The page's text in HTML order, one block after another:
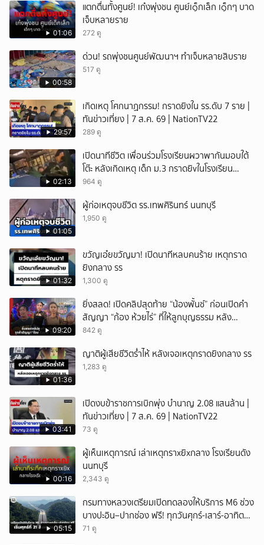
01:06
แตกตื่นทั้งศูนย์! เก๋งพุ่งชน ศูนย์เ๑็กเล็ก เ๑็กๆ บาด
เจ็บหลายราย
272 ดู
00:58
ด่วน! รถพุ่งชนศูนย์พัฒนาฯ ทำเจ็บหลายสิบราย
517 ดู
29:57
เกิดเหตุ โศกนาฏกรรม! กราดยิงใน รร.ดับ 7 ราย |
ทันข่าวเที่ยง | 7 ส.ค. 69 | NationTV22
289 ดู
02:13
เปิดนาทีชีวิต เพื่อนร่วมโรงเรียนผวาพากันมอบใต้
โต๊ะ หลังเกิดเหตุ เด็ก ม.3 กราดยิvในโรงเรียน
เทพศิรินทร์นนท์ แบบไม่เลือกหน้า เสียงปืนดังสนั่น
964 ดู
01:05
ผู้ก่อเหตุจบชีวิต รร.เทพศิรินทร์ นนทบุรี
1,950 ดู
01:32
ขวัญเอ๋ยขวัญมา! เปิดนาทีหลบคนร้าย เหตุกราด
ยิงกลาง รร
1,300 ดู
09:20
ยิ่งสลด! เปิดคลิปสุดท้าย “น้องพั้นช์” ก่อนเปิดคำ
สัญญา “ก้อง ห้วยไร่” ที่ให้ลูกบุญธรรม หลัง
ลาโลก!
842 ดู
01:36
ญาติผู้เสียชีวิตร่ำไห้ หลังเจอเหตุกราดยิงกลาง รร
1,283 ดู
03:41
เปิดงบข้าราชการเบิกพุ่ง บำนาญ 2.08 แสนล้าน |
ทันข่าวเที่ยง | 7 ส.ค. 69 | NationTV22
73 ดู
00:16
ผู้เห็นเหตุการณ์ เล่าเหตุกราxยิxกลาง โรงเรียนดัง
นนทบุรี
2,343 ดู
05:15
กรมทางหลวงเตรียมเปิดทดลองให้บริการ M6 ช่วง
บางปะอิน–ปากช่อง ฟรี! ทุกวันศุกร์-เสาร์-อาทิตย์
เริ่มศุกร์ที่ 21 สิงหาคม 2569 นี้
71 ดู